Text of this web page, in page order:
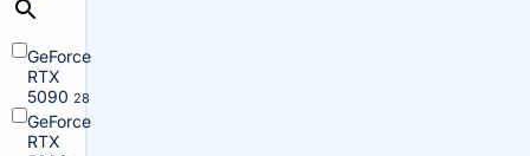
GeForce
RTX
5090 28
GeForce
RTX